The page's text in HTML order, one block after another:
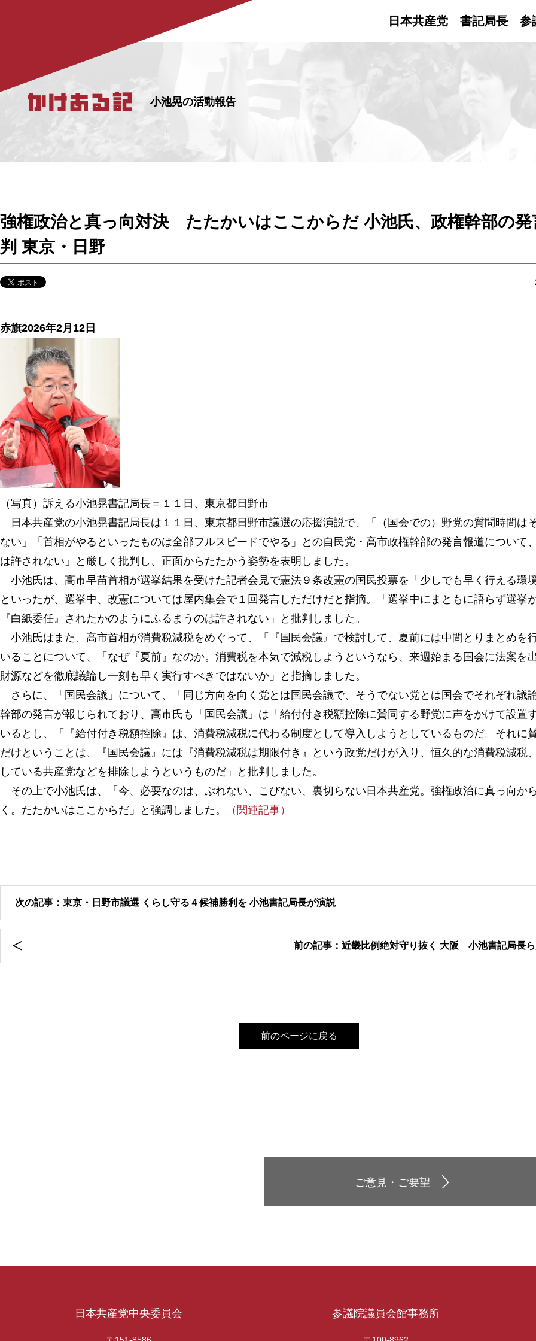
日本共産党 書記局長 参
小池晃の活動報告
強権政治と真っ向対決 たたかいはここからだ 小池氏、政権幹部の発
判 東京・日野
赤旗2026年2月12日
（写真）訴える小池晃書記局長＝１１日、東京都日野市
日本共産党の小池晃書記局長は１１日、東京都日野市議選の応援演説で、「（国会での）野党の質問時間は
ない」「首相がやるといったものは全部フルスピードでやる」との自民党・高市政権幹部の発言報道について
は許されない」と厳しく批判し、正面からたたかう姿勢を表明しました。
小池氏は、高市早苗首相が選挙結果を受けた記者会見で憲法９条改憲の国民投票を「少しでも早く行える環境
といったが、選挙中、改憲については屋内集会で１回発言しただけだと指摘。「選挙中にまともに語らず選挙
『白紙委任』されたかのようにふるまうのは許されない」と批判しました。
小池氏はまた、高市首相が消費税減税をめぐって、「『国民会議』で検討して、夏前には中間とりまとめを
いることについて、「なぜ『夏前』なのか。消費税を本気で減税しようというなら、来週始まる国会に法案を
財源などを徹底議論し一刻も早く実行すべきではないか」と指摘しました。
さらに、「国民会議」について、「同じ方向を向く党とは国民会議で、そうでない党とは国会でそれぞれ議
幹部の発言が報じられており、高市氏も「国民会議」は「給付付き税額控除に賛同する野党に声をかけて設置
いるとし、「『給付付き税額控除』は、消費税減税に代わる制度として導入しようとしているものだ。それに
だけということは、『国民会議』には『消費税減税は期限付き』という政党だけが入り、恒久的な消費税減税
している共産党などを排除しようというものだ」と批判しました。
その上で小池氏は、「今、必要なのは、ぶれない、こびない、裏切らない日本共産党。強権政治に真っ向か
く。たたかいはここからだ」と強調しました。
（関連記事）
次の記事：東京・日野市議選 くらし守る４候補勝利を 小池書記局長が演説
前の記事：近畿比例絶対守り抜く 大阪 小池書記局長
前のページに戻る
ご意見・ご要望
日本共産党中央委員会 参議院議員会館事務所